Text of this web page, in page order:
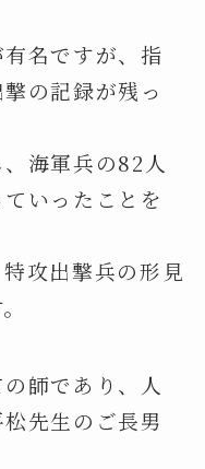
有名ですが、指
の記録が残っ
海軍兵の82人
いったことを
攻出撃兵の形見
師であり、人
先生のご長男